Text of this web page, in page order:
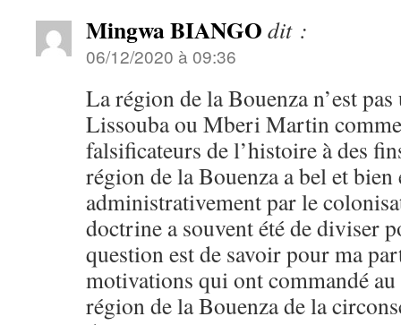
Mingwa BIANGO dit :
06/12/2020 à 09:36
La région de la Bouenza n’est
Lissouba ou Mberi Martin
falsificateurs de l’histoire à des
région de la Bouenza a bel et bien
administrativement par le
doctrine a souvent été de diviser
question est de savoir pour ma
motivations qui ont commandé au
région de la Bouenza de la